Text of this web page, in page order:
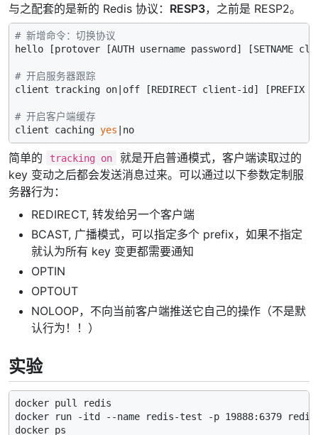
与之配套的是新的 Redis 协议： RESP3，之前是 RESP2。
# 新增命令：切换协议
hello [protover [AUTH username password] [SETNAME
# 开启服务器跟踪
client tracking on|off [REDIRECT client-id] [PREFIX
# 开启客户端缓存
client caching yes
简单的 tracking on
就是开启普通模式，客户端读取过的
key 变动之后都会发送消息过来。可以通过以下参数定制服
务器行为：
REDIRECT, 转发给另一个客户端
BCAST, 广播模式，可以指定多个 prefix，如果不指定
就认为所有 key 变更都需要通知
OPTIN
OPTOUT
NOLOOP，不向当前客户端推送它自己的操作（不是默
认行为！！）
实验
docker pull redis
docker run -itd --name redis-test -p 19888:6379 redis